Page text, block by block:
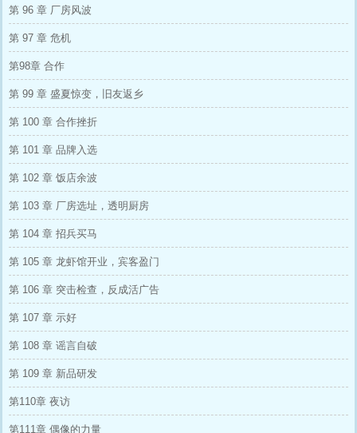
第 96 章 厂房风波
第 97 章 危机
第98章 合作
第 99 章 盛夏惊变，旧友返乡
第 100 章 合作挫折
第 101 章 品牌入选
第 102 章 饭店余波
第 103 章 厂房选址，透明厨房
第 104 章 招兵买马
第 105 章 龙虾馆开业，宾客盈门
第 106 章 突击检查，反成活广告
第 107 章 示好
第 108 章 谣言自破
第 109 章 新品研发
第110章 夜访
第111章 偶像的力量